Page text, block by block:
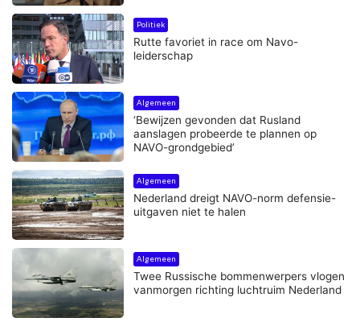
Politiek
Rutte favoriet in race om Navo-
leiderschap
Algemeen
‘Bewijzen gevonden dat Rusland
aanslagen probeerde te plannen op
NAVO-grondgebied’
Algemeen
Nederland dreigt NAVO-norm defensie-
uitgaven niet te halen
Algemeen
Twee Russische bommenwerpers vlogen
vanmorgen richting luchtruim Nederland